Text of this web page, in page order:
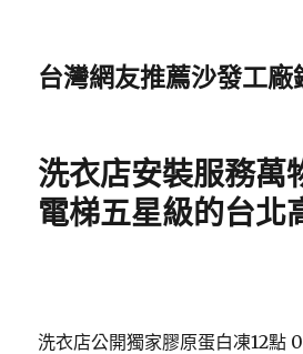
台灣網友推薦沙發工廠
洗衣店安裝服務萬
電梯五星級的台北
洗衣店公開獨家膠原蛋白凍12點